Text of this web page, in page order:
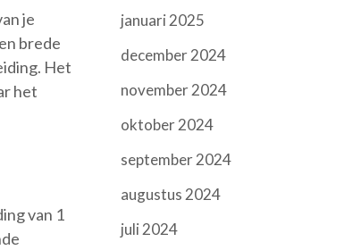
je
brede
Het
het
van 1
januari 2025
december 2024
november 2024
oktober 2024
september 2024
augustus 2024
juli 2024